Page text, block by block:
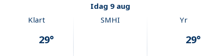
Idag 9 aug
Klart
29°
SMHI Yr
29°